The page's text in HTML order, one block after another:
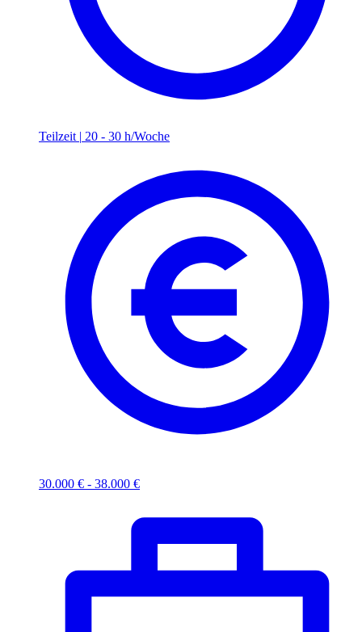
Teilzeit | 20 - 30 h/Woche
30.000 € - 38.000 €